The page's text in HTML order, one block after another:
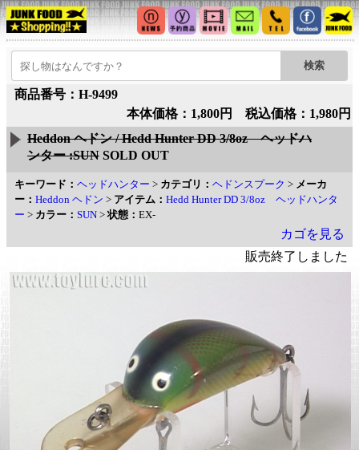
商品番号：H-9499
本体価格：1,800円 税込価格：1,980円
Heddon ヘドン / Hedd Hunter DD 3/8oz ヘッドハ
ンター :SUN SOLD OUT
キーワード： ヘッドハンター > カテゴリ： ヘドンスプーク > メーカ
ー： Heddon ヘドン > アイテム： Hedd Hunter DD 3/8oz ヘッドハンタ
ー > カラー： SUN >状態： EX-
カゴを見る
販売終了しました